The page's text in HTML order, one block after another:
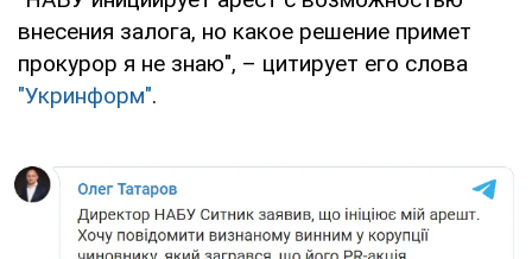
внесения залога, но какое решение примет
прокурор я не знаю", – цитирует его слова
"Укринформ".